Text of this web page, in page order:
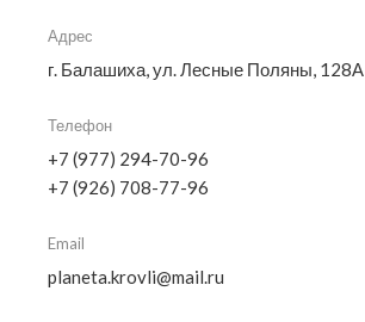
Адрес
г. Балашиха, ул. Лесные Поляны, 128А
Телефон
+7 (977) 294-70-96
+7 (926) 708-77-96
Email
planeta.krovli@mail.ru